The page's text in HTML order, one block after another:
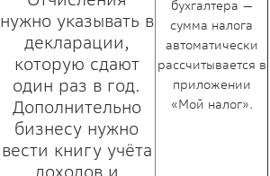
нужно указывать в
декларации,
которую сдают
один раз в год.
Дополнительно
бизнесу нужно
вести книгу учёта
бухгалтера —
сумма налога
автоматически
рассчитывается в
приложении
«Мой налог».